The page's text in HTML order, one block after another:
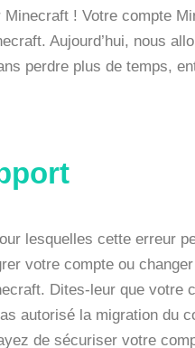
! Votre compte
Aujourd’hui, nous
perdre plus de temps,
lesquelles cette erreur
votre compte ou
Dites-leur que votre
autorisé la migration
de sécuriser votre